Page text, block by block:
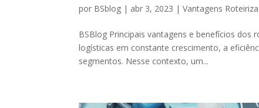
por BSblog | abr 3, 2023 |Vantagens
BSBlog Principais vantagens e benefícios
logísticas em constante crescimento, a
segmentos. Nesse contexto, um...